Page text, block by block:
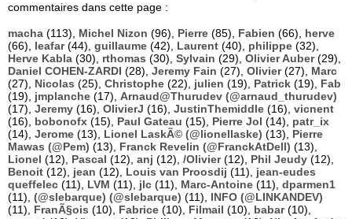
commentaires dans cette page :
macha (113), Michel Nizon (96), Pierre (85), Fabien (66), herve
(66), leafar(44), guillaume (42), Laurent (40), philippe (32),
Herve Kabla (30), rthomas (30), Sylvain (29), Olivier Auber(29),
Daniel COHEN-ZARDI (28), Jeremy Fain (27), Olivier(27), Marc
(27), Nicolas (25), Christophe (22), julien (19), Patrick (19), Fab
(19), jmplanche (17), Arnaud@Thurudev (@arnaud_thurudev)
(17), Jeremy (16), OlivierJ (16), JustinThemiddle (16), vicnent
(16), bobonofx (15), Paul Gateau (15), Pierre Jol (14), patr_ix
(14), Jerome (13), Lionel LaskÃ© (@lionellaske) (13), Pierre
Mawas (@Pem) (13), Franck Revelin (@FranckAtDell) (13),
Lionel (12), Pascal (12), anj (12), /Olivier(12), Phil Jeudy (12),
Benoit (12), jean (12), Louis van Proosdij (11), jean-eudes
queffelec (11), LVM (11), jlc (11), Marc-Antoine (11), dparmen1
(11), (@slebarque) (@slebarque) (11), INFO (@LINKANDEV)
(11), FranÃ§ois (10), Fabrice (10), Filmail (10), babar(10),